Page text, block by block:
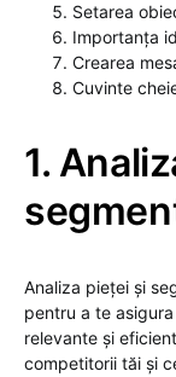
Setarea
Importanța
Crearea
Cuvinte
1.
Analiza pieței și
pentru a te
relevante și
competitorii tăi și